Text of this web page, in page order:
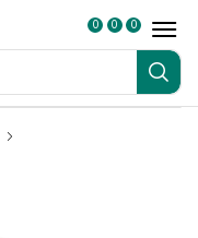
0 0 0